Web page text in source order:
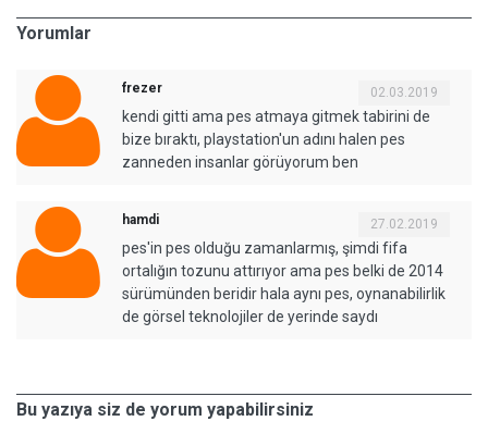
Yorumlar
frezer 02.03.2019
kendi gitti ama pes atmaya gitmek tabirini de
bize bıraktı, playstation'un adını halen pes
zanneden insanlar görüyorum ben
hamdi 27.02.2019
pes'in pes olduğu zamanlarmış, şimdi fifa
ortalığın tozunu attırıyor ama pes belki de 2014
sürümünden beridir hala aynı pes, oynanabilirlik
de görsel teknolojiler de yerinde saydı
Bu yazıya siz de yorum yapabilirsiniz